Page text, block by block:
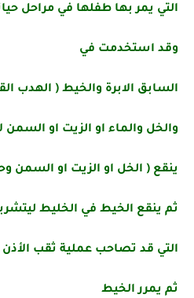
التي يمر بها طفلها في مراحل
وقد استخدمت في
السابق الابرة والخيط ( الهدب
والخل والماء او الزيت او السمن
ينقع ( الخل او الزيت او السمن
ثم ينقع الخيط في الخليط
التي قد تصاحب عملية ثقب الأذن
ثم يمرر الخيط